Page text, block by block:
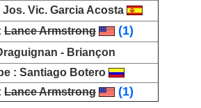
Jos. Vic. Garcia Acosta
Lance Armstrong
(1)
- Briançon
: Santiago Botero
Lance Armstrong
(1)